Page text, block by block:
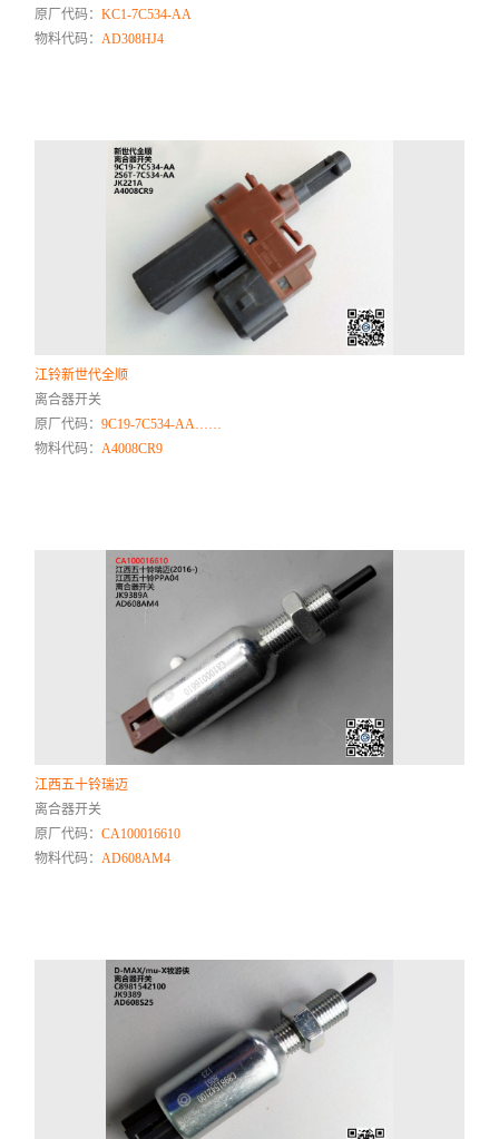
原厂代码：KC1-7C534-AA
物料代码：AD308HJ4
江铃新世代全顺
离合器开关
原厂代码：9C19-7C534-AA……
物料代码：A4008CR9
江西五十铃瑞迈
离合器开关
原厂代码：CA100016610
物料代码：AD608AM4